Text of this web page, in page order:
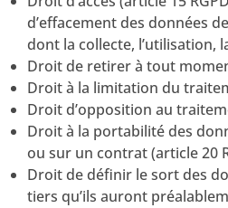
d’effacement des données
dont la collecte, l’utilisation,
Droit de retirer à tout
Droit à la limitation du
Droit d’opposition au
Droit à la portabilité des
ou sur un contrat (article 20
Droit de définir le sort des
tiers qu’ils auront